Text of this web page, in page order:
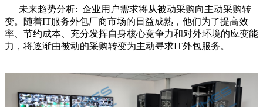
未来趋势分析: 企业用户需求将从被动采购向主动采购转
变。随着IT服务外包厂商市场的日益成熟，他们为了提高效
率、节约成本、充分发挥自身核心竞争力和对外环境的应变能
力，将逐渐由被动的采购转变为主动寻求IT外包服务。